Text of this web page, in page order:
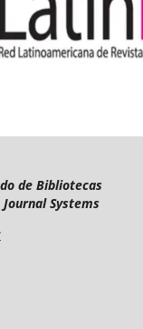
de Bibliotecas
Systems